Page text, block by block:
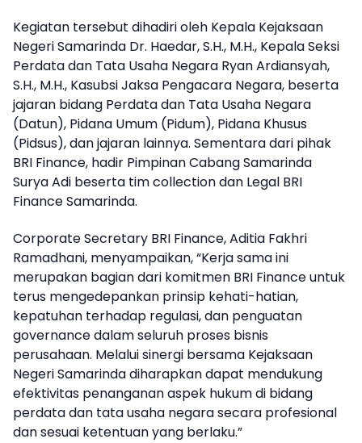
Kegiatan tersebut dihadiri oleh Kepala Kejaksaan
Negeri Samarinda Dr. Haedar, S.H., M.H., Kepala Seksi
Perdata dan Tata Usaha Negara Ryan Ardiansyah,
S.H., M.H., Kasubsi Jaksa Pengacara Negara, beserta
jajaran bidang Perdata dan Tata Usaha Negara
(Datun), Pidana Umum (Pidum), Pidana Khusus
(Pidsus), dan jajaran lainnya. Sementara dari pihak
BRI Finance, hadir Pimpinan Cabang Samarinda
Surya Adi beserta tim collection dan Legal BRI
Finance Samarinda.
Corporate Secretary BRI Finance, Aditia Fakhri
Ramadhani, menyampaikan, “Kerja sama ini
merupakan bagian dari komitmen BRI Finance untuk
terus mengedepankan prinsip kehati-hatian,
kepatuhan terhadap regulasi, dan penguatan
governance dalam seluruh proses bisnis
perusahaan. Melalui sinergi bersama Kejaksaan
Negeri Samarinda diharapkan dapat mendukung
efektivitas penanganan aspek hukum di bidang
perdata dan tata usaha negara secara profesional
dan sesuai ketentuan yang berlaku.”